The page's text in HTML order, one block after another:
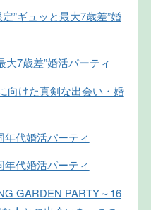
”ギュッと最大7歳差”婚
大7歳差”婚活パーティ
向けた真剣な出会い・婚
代婚活パーティ
代婚活パーティ
GARDEN PARTY～16